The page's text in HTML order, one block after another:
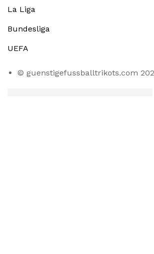
La Liga
Bundesliga
UEFA
© guenstigefussballtrikots.com